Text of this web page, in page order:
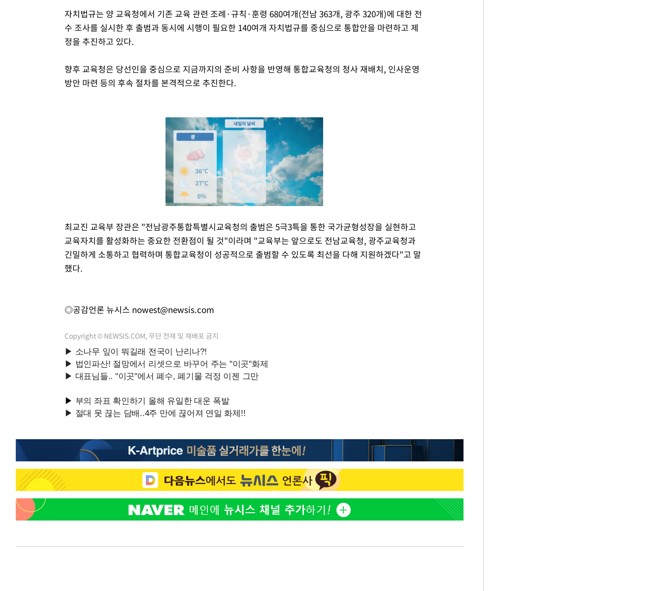
자치법규는 양 교육청에서 기존 교육 관련 조례·규칙·훈령 680여개(전남 363개, 광주 320개)에 대한 전
수 조사를 실시한 후 출범과 동시에 시행이 필요한 140여개 자치법규를 중심으로 통합안을 마련하고 제
정을 추진하고 있다.
향후 교육청은 당선인을 중심으로 지금까지의 준비 사항을 반영해 통합교육청의 청사 재배치, 인사운영
방안 마련 등의 후속 절차를 본격적으로 추진한다.
Mute
최교진 교육부 장관은 "전남광주통합특별시교육청의 출범은 5극3특을 통한 국가균형성장을 실현하고
교육자치를 활성화하는 중요한 전환점이 될 것"이라며 "교육부는 앞으로도 전남교육청, 광주교육청과
긴밀하게 소통하고 협력하며 통합교육청이 성공적으로 출범할 수 있도록 최선을 다해 지원하겠다"고 말
했다.
◎공감언론 뉴시스 nowest@newsis.com
Copyright © NEWSIS.COM, 무단 전재 및 재배포 금지